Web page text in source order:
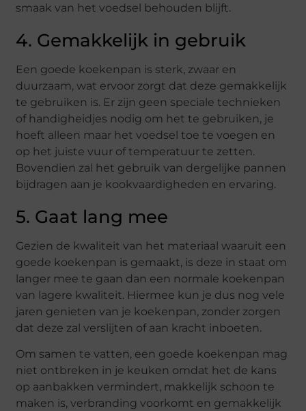
smaak van het voedsel behouden blijft.
4. Gemakkelijk in gebruik
Een goede koekenpan is sterk, zwaar en
duurzaam, wat ervoor zorgt dat deze gemakkelijk
te gebruiken is. Er zijn geen speciale technieken
of handigheidjes nodig om het te gebruiken, je
hoeft alleen maar het voedsel toe te voegen en
op het juiste vuur of temperatuur te zetten.
Bovendien zal het gebruik van dergelijke pannen
bijdragen aan je kookvaardigheden en ervaring.
5. Gaat lang mee
Gezien de kwaliteit van het materiaal waaruit een
goede koekenpan is gemaakt, is deze in staat om
langer mee te gaan dan een normale koekenpan
van lagere kwaliteit. Hiermee kun je dus nog vele
jaren genieten van je koekenpan, zonder zorgen
dat deze zal verslijten of aan kracht inboeten.
Om samen te vatten, een goede koekenpan mag
niet ontbreken in je keuken omdat het de kans
op aanbakken vermindert, makkelijk schoon te
maken is, verbranding voorkomt en gemakkelijk